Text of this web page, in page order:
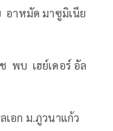
อาหมัด มาซูมิเนีย
ช พบ เฮย์เดอร์ อัล
เอก ม.ภูวนาแก้ว